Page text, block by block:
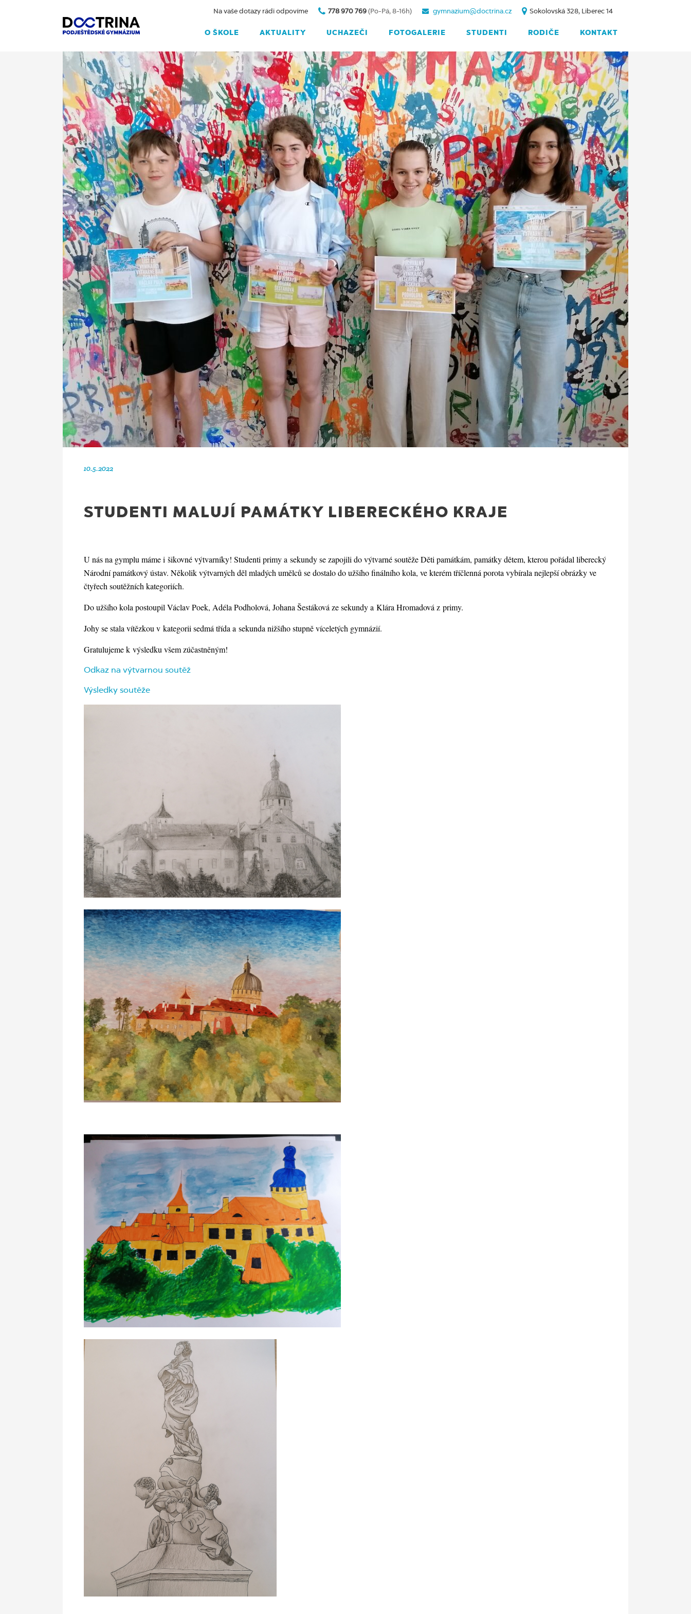
O ŠKOLE AKTUALITY UCHAZEČI FOTOGALERIE STUDENTI RODIČE KONTAKT
Na vaše dotazy rádi odpovíme 778 970 769 (Po-Pá, 8-16h) gymnazium@doctrina.cz Sokolovská 328, Liberec 14
10.5.2022
STUDENTI MALUJÍ PAMÁTKY LIBERECKÉHO KRAJE
U nás na gymplu máme i šikovné výtvarníky! Studenti primy a sekundy se zapojili do výtvarné soutěže Děti památkám, památky dětem, kterou pořádal liberecký
Národní památkový ústav. Několik výtvarných děl mladých umělců se dostalo do užšího finálního kola, ve kterém tříčlenná porota vybírala nejlepší obrázky ve
čtyřech soutěžních kategoriích.
Do užšího kola postoupil Václav Poek, Adéla Podholová, Johana Šestáková ze sekundy a Klára Hromadová z primy.
Johy se stala vítězkou v kategorii sedmá třída a sekunda nižšího stupně víceletých gymnázií.
Gratulujeme k výsledku všem zúčastněným!
Odkaz na výtvarnou soutěž
Výsledky soutěže